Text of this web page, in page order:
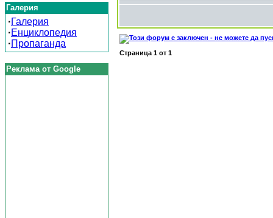
Галерия
·Галерия
·Енциклопедия
·Пропаганда
Реклама от Google
Страница 1 от 1